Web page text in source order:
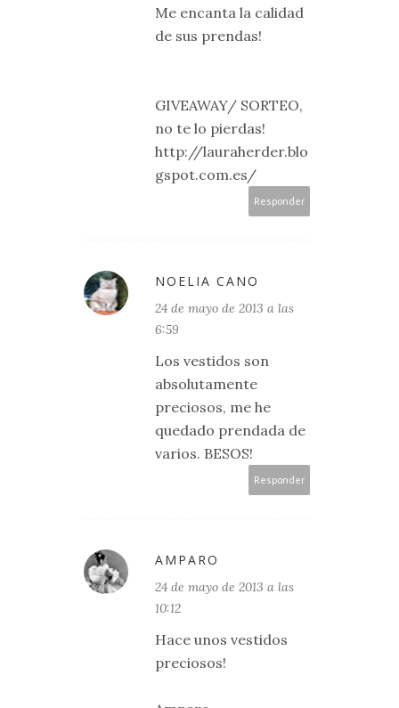
Me encanta la calidad
de sus prendas!
GIVEAWAY/ SORTEO,
no te lo pierdas!
http://lauraherder.blo
gspot.com.es/
Responder
NOELIA CANO
24 de mayo de 2013 a las
6:59
Los vestidos son
absolutamente
preciosos, me he
quedado prendada de
varios. BESOS!
Responder
AMPARO
24 de mayo de 2013 a las
10:12
Hace unos vestidos
preciosos!